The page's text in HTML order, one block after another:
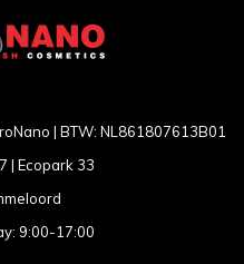
| BTW: NL861807613B01
| Ecopark 33
9:00-17:00